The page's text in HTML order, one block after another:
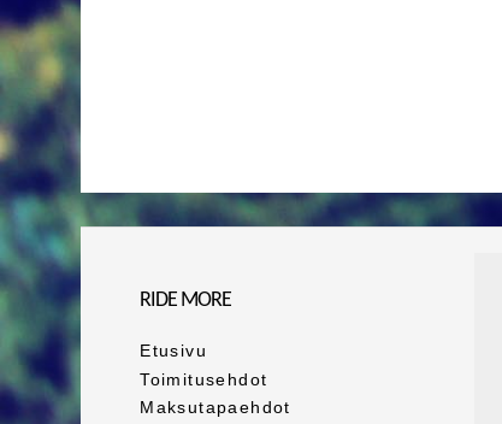
RIDE MORE
Etusivu
Toimitusehdot
Maksutapaehdot